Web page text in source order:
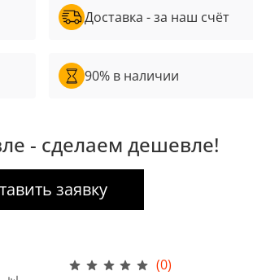
Доставка - за наш счёт
90% в наличии
- сделаем дешевле!
заявку
(0)